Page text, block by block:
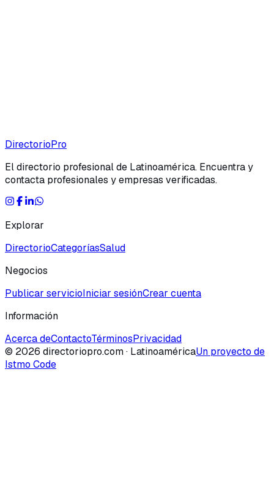
DirectorioPro
El directorio profesional de Latinoamérica. Encuentra y
contacta profesionales y empresas verificadas.
Explorar
DirectorioCategoríasSalud
Negocios
Publicar servicioIniciar sesiónCrear cuenta
Información
Acerca deContactoTérminosPrivacidad
© 2026 directoriopro.com· LatinoaméricaUn proyecto de
Istmo Code